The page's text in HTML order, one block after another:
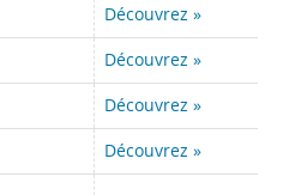
Découvrez »
Découvrez »
Découvrez »
Découvrez »